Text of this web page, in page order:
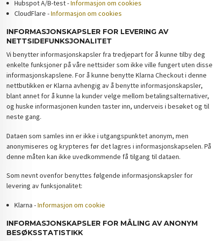
Hubspot A/B-test -Informasjon om cookies
CloudFlare -Informasjon om cookies
INFORMASJONSKAPSLER FOR LEVERING AV
NETTSIDEFUNKSJONALITET
Vi benytter informasjonskapsler fra tredjepart for å kunne tilby deg
enkelte funksjoner på våre nettsider som ikke ville fungert uten disse
informasjonskapslene. For å kunne benytte Klarna Checkout i denne
nettbutikken er Klarna avhengig av å benytte informasjonskapsler,
blant annet for å kunne la kunder velge mellom betalingsalternativer,
og huske informasjonen kunden taster inn, underveis i besøket og til
neste gang.
Dataen som samles inn er ikke i utgangspunktet anonym, men
anonymiseres og krypteres før det lagres i informasjonskapselen. På
denne måten kan ikke uvedkommende få tilgang til dataen.
Som nevnt ovenfor benyttes følgende informasjonskapsler for
levering av funksjonalitet:
Klarna -Informasjon om cookie
INFORMASJONSKAPSLER FOR MÅLING AV ANONYM
BESØKSSTATISTIKK